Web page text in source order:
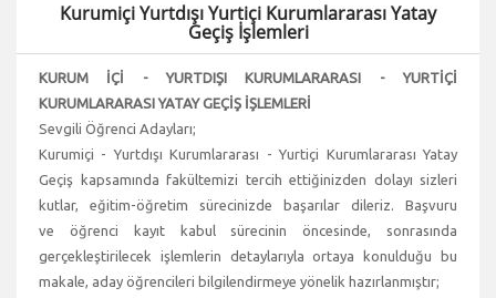
Kurumiçi Yurtdışı Yurtiçi Kurumlararası Yatay
Geçiş İşlemleri
KURUM İÇİ - YURTDIŞI KURUMLARARASI - YURTİÇİ
KURUMLARARASI YATAY GEÇİŞ İŞLEMLERİ
Sevgili Öğrenci Adayları;
Kurumiçi - Yurtdışı Kurumlararası - Yurtiçi Kurumlararası Yatay
Geçiş kapsamında fakültemizi tercih ettiğinizden dolayı sizleri
kutlar, eğitim-öğretim sürecinizde başarılar dileriz. Başvuru
ve öğrenci kayıt kabul sürecinin öncesinde, sonrasında
gerçekleştirilecek işlemlerin detaylarıyla ortaya konulduğu bu
makale, aday öğrencileri bilgilendirmeye yönelik hazırlanmıştır;